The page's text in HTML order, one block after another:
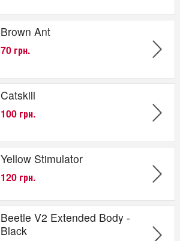
Brown Ant
70 грн.
Catskill
100 грн.
Yellow Stimulator
120 грн.
Beetle V2 Extended Body -
Black